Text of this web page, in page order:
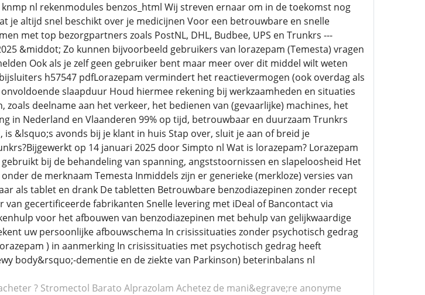
nl rekenmodules benzos_html Wij streven ernaar om in de toekomst nog
je altijd snel beschikt over je medicijnen Voor een betrouwbare en snelle
met top bezorgpartners zoals PostNL, DHL, Budbee, UPS en Trunkrs ---
&middot; Zo kunnen bijvoorbeeld gebruikers van lorazepam (Temesta) vragen
Ook als je zelf geen gebruiker bent maar meer over dit middel wilt weten
h57547 pdfLorazepam vermindert het reactievermogen (ook overdag als
slaapduur Houd hiermee rekening bij werkzaamheden en situaties
deelname aan het verkeer, het bedienen van (gevaarlijke) machines, het
in Nederland en Vlaanderen 99% op tijd, betrouwbaar en duurzaam Trunkrs
&lsquo;s avonds bij je klant in huis Stap over, sluit je aan of breid je
op 14 januari 2025 door Simpto nl Wat is lorazepam? Lorazepam
bij de behandeling van spanning, angststoornissen en slapeloosheid Het
de merknaam Temesta Inmiddels zijn er generieke (merkloze) versies van
als tablet en drank De tabletten Betrouwbare benzodiazepinen zonder recept
van gecertificeerde fabrikanten Snelle levering met iDeal of Bancontact via
voor het afbouwen van benzodiazepinen met behulp van gelijkwaardige
uw persoonlijke afbouwschema In crisissituaties zonder psychotisch gedrag
) in aanmerking In crisissituaties met psychotisch gedrag heeft
body&rsquo;-dementie en de ziekte van Parkinson) beterinbalans nl
? Stromectol Barato Alprazolam Achetez de mani&egrave;re anonyme